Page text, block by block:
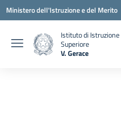
Vai ai contenuti
Vai al menu di navigazione
Vai al footer
Ministero dell'Istruzione e del Merito
Istituto di Istruzione
Superiore
V. Gerace